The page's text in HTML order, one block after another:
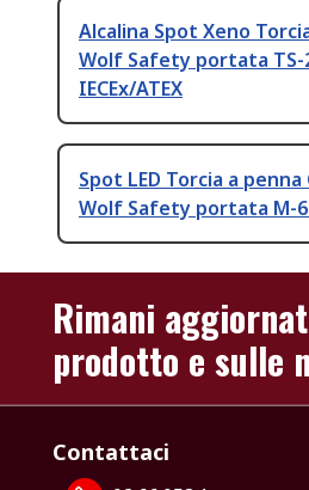
Alcalina Spot Xeno
Wolf Safety portata TS-
IECEx/ATEX
Spot LED Torcia a penna
Wolf Safety portata M-
Rimani
prodotto e sulle
Contattaci